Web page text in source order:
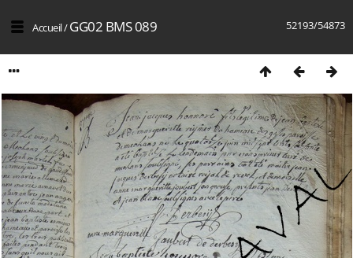
52193/54873
Accueil/GG02 BMS 089